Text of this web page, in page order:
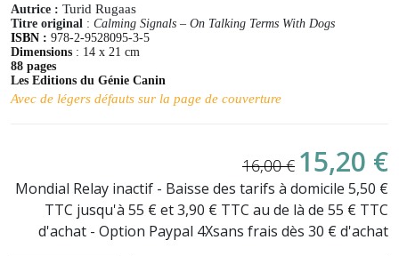
Autrice : Turid Rugaas
Titre original : Calming Signals – On Talking Terms With Dogs
ISBN : 978-2-9528095-3-5
Dimensions : 14 x 21 cm
88 pages
Les Editions du Génie Canin
Avec de légers défauts sur la page de couverture
16,00 € 15,20 €
Mondial Relay inactif - Baisse des tarifs à domicile 5,50 €
TTC jusqu'à 55 € et 3,90 € TTC au de là de 55 € TTC
d'achat - Option Paypal 4Xsans frais dès 30 € d'achat